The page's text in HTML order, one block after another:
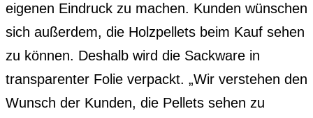
eigenen Eindruck zu machen. Kunden wünschen
sich außerdem, die Holzpellets beim Kauf sehen
zu können. Deshalb wird die Sackware in
transparenter Folie verpackt. „Wir verstehen den
Wunsch der Kunden, die Pellets sehen zu